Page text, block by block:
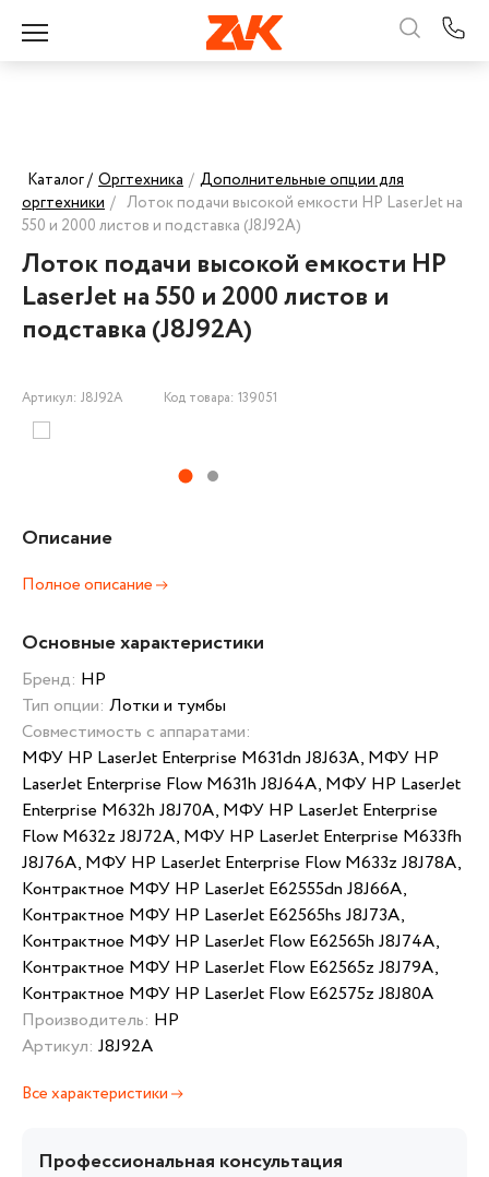
Каталог / Оргтехника / Дополнительные опции для
оргтехники / Лоток подачи высокой емкости HP LaserJet на
550 и 2000 листов и подставка (J8J92A)
Лоток подачи высокой емкости HP
LaserJet на 550 и 2000 листов и
подставка (J8J92A)
Артикул: J8J92A Код товара: 139051
Описание
Полное описание
Основные характеристики
Бренд: HP
Тип опции: Лотки и тумбы
Совместимость с аппаратами:
МФУ HP LaserJet Enterprise M631dn J8J63A, МФУ HP
LaserJet Enterprise Flow M631h J8J64A, МФУ HP LaserJet
Enterprise M632h J8J70A, МФУ HP LaserJet Enterprise
Flow M632z J8J72A, МФУ HP LaserJet Enterprise M633fh
J8J76A, МФУ HP LaserJet Enterprise Flow M633z J8J78A,
Контрактное МФУ HP LaserJet E62555dn J8J66A,
Контрактное МФУ HP LaserJet E62565hs J8J73A,
Контрактное МФУ HP LaserJet Flow E62565h J8J74A,
Контрактное МФУ HP LaserJet Flow E62565z J8J79A,
Контрактное МФУ HP LaserJet Flow E62575z J8J80A
Производитель: HP
Артикул: J8J92A
Все характеристики
Профессиональная консультация